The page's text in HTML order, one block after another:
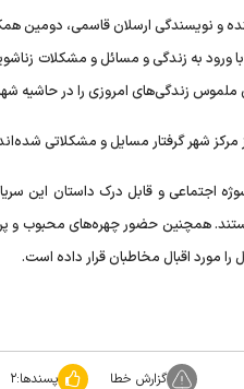
و نویسندگی ارسلان قاسمی، دومین
ورود به زندگی و مسائل و مشکلات
زندگی‌های امروزی را در حاشیه
مرکز شهر گرفتار مسایل و مشکلاتی
سوژه اجتماعی و قابل درک داستان این
همچنین حضور چهره‌های محبوب و
مورد اقبال مخاطبان قرار داده است.
گزارش خطا پسندها:۲